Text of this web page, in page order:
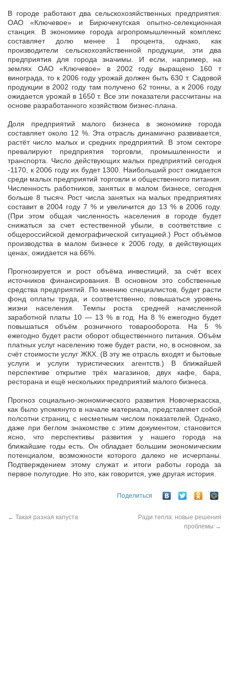
В городе работают два сельскохозяйственных предприятия:
ОАО «Ключевое» и Бирючекутская опытно-селекционная
станция. В экономике города агропромышленный комплекс
составляет долю менее 1 процента, однако, как
производители сельскохозяйственной продукции, эти два
предприятия для города значимы. И если, например, на
землях ОАО «Ключевое» в 2002 году выращено 160 т
винограда, то к 2006 году урожай должен быть 630 т. Садовой
продукции в 2002 году там получено 62 тонны, а к 2006 году
ожидается урожай в 1650 т. Все эти показатели рассчитаны на
основе разработанного хозяйством бизнес-плана.
Доля предприятий малого бизнеса в экономике города
составляет около 12 %. Эта отрасль динамично развивается,
растёт число малых и средних предприятий. В этом секторе
превалируют предприятия торговли, промышленности и
транспорта. Число действующих малых предприятий сегодня
-1170, к 2006 году их будет 1300. Наибольший рост ожидается
среди малых предприятий торговли и общественного питания.
Численность работников, занятых в малом бизнесе, сегодня
больше 8 тысяч. Рост числа занятых на малых предприятиях
составит в 2004 году 7 % и увеличится до 13 % в 2006 году.
(При этом общая численность населения в городе будет
снижаться за счет естественной убыли, в соответствие с
общероссийской демографической ситуацией.) Рост объёмов
производства в малом бизнесе к 2006 году, в действующих
ценах, ожидается на 66%.
Прогнозируется и рост объёма инвестиций, за счёт всех
источников финансирования. В основном это собственные
средства предприятий. По мнению специалистов, будет расти
фонд оплаты труда, и соответственно, повышаться уровень
жизни населения. Темпы роста средней начисленной
заработной платы 10 — 13 % в год. На 8 % ежегодно будет
повышаться объём розничного товарооборота. На 5 %
ежегодно будет расти оборот общественного питания. Объём
платных услуг населению тоже будет расти, но, в основном, за
счёт стоимости услуг ЖКХ. (В эту же отрасль входят и бытовые
услуги и услуги туристических агентств.) В ближайшей
перспективе открытие трёх магазинов, двух кафе, бара,
ресторана и ещё нескольких предприятий малого бизнеса.
Прогноз социально-экономического развития Новочеркасска,
как было упомянуто в начале материала, представляет собой
полсотни страниц, с несметным числом показателей. Однако,
даже при беглом знакомстве с этим документом, становится
ясно, что перспективы развития у нашего города на
ближайшие годы есть. Он обладает большим экономическим
потенциалом, возможности которого далеко не исчерпаны.
Подтверждением этому служат и итоги работы города за
первое полугодие. Но это, как говорится, уже другая история.
Поделиться
← Такая разная капуста
Ради тепла: новые решения
проблемы →